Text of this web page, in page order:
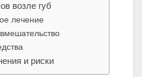
возле губ
лечение
и риски